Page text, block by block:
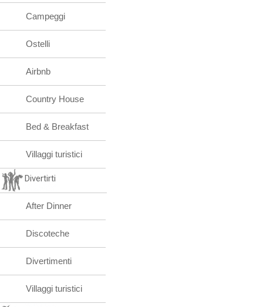
Campeggi
Ostelli
Airbnb
Country House
Bed & Breakfast
Villaggi turistici
Divertirti
After Dinner
Discoteche
Divertimenti
Villaggi turistici